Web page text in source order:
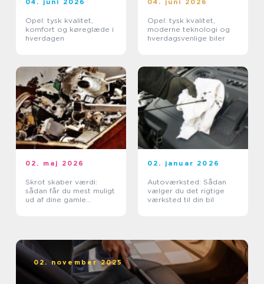
04. juni 2026
Opel: tysk kvalitet,
komfort og køreglæde i
hverdagen
04. juni 2026
Opel: tysk kvalitet,
moderne teknologi og
hverdagsvenlige biler
02. maj 2026
Skrot skaber værdi:
sådan får du mest muligt
ud af dine gamle
02. januar 2026
Autoværksted: Sådan
vælger du det rigtige
værksted til din bil
02. november 2025